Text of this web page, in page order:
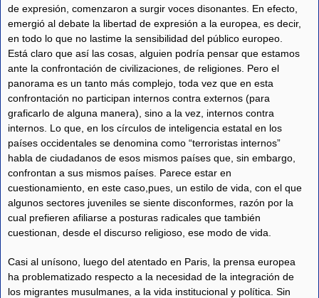
de expresión, comenzaron a surgir voces disonantes. En efecto,
emergió al debate la libertad de expresión a la europea, es decir,
en todo lo que no lastime la sensibilidad del público europeo.
Está claro que así las cosas, alguien podría pensar que estamos
ante la confrontación de civilizaciones, de religiones. Pero el
panorama es un tanto más complejo, toda vez que en esta
confrontación no participan internos contra externos (para
graficarlo de alguna manera), sino a la vez, internos contra
internos. Lo que, en los círculos de inteligencia estatal en los
países occidentales se denomina como “terroristas internos”
habla de ciudadanos de esos mismos países que, sin embargo,
confrontan a sus mismos países. Parece estar en
cuestionamiento, en este caso,pues, un estilo de vida, con el que
algunos sectores juveniles se siente disconformes, razón por la
cual prefieren afiliarse a posturas radicales que también
cuestionan, desde el discurso religioso, ese modo de vida.
Casi al unísono, luego del atentado en Paris, la prensa europea
ha problematizado respecto a la necesidad de la integración de
los migrantes musulmanes, a la vida institucional y política. Sin